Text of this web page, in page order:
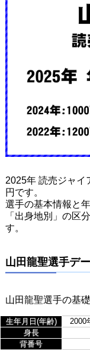
2025年 読売ジャイ
円です。
選手の基本情報と
「出身地別」の区
す。
山田龍聖選手デ
山田龍聖選手の基
生年月日(年齢) 2000
身長
背番号